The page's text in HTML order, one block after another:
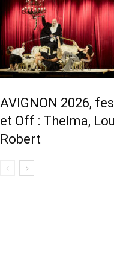
AVIGNON 2026,
et Off : Thelma,
Robert